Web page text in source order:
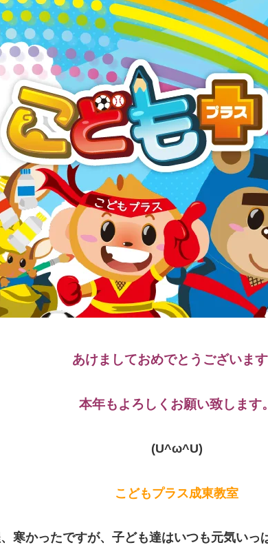
あけましておめでとうございます
本年もよろしくお願い致します。
(U^ω^U)
こどもプラス成東教室
寒かったですが、子ども達はいつも元気いっ